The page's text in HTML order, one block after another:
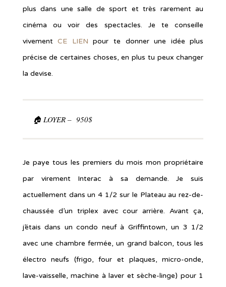
plus dans une salle de sport et très rarement au
cinéma ou voir des spectacles. Je te conseille
vivementCE LIEN pour te donner une idée plus
précise de certaines choses, en plus tu peux changer
la devise.
🏠 LOYER – 950$
Je paye tous les premiers du mois mon propriétaire
par virement Interac à sa demande. Je suis
actuellement dans un 4 1/2 sur le Plateau au rez-de-
chaussée d’un triplex avec cour arrière. Avant ça,
j’étais dans un condo neuf à Griffintown, un 3 1/2
avec une chambre fermée, un grand balcon, tous les
électro neufs (frigo, four et plaques, micro-onde,
lave-vaisselle, machine à laver et sèche-linge) pour 1